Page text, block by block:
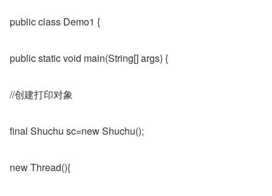
public class Demo1 {
public static void main(String[] args) {
//创建打印对象
final Shuchu sc=new Shuchu();
new Thread(){